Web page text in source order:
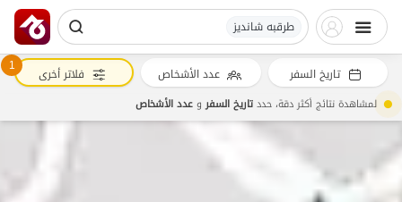
طرقبه شاندیز
تاريخ السفر عدد الأشخاص 1 فلاتر أخرى
لمشاهدة نتائج أكثر دقة، حددتاريخ السفروعدد الأشخاص